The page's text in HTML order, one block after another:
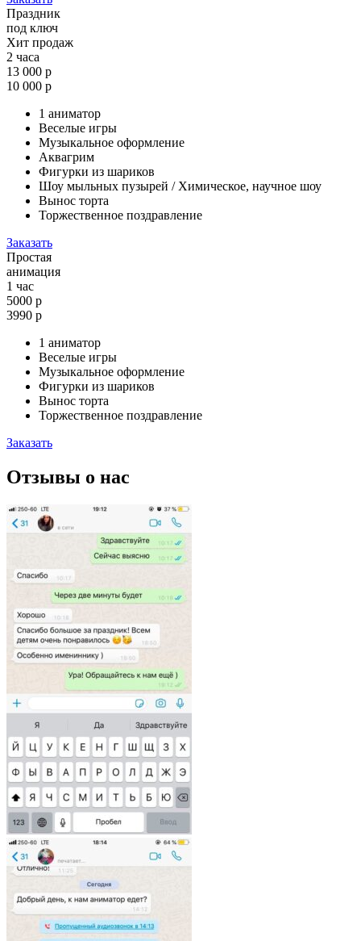
Праздник
под ключ
Хит продаж
2 часа
13 000 р
10 000 р
1 аниматор
Веселые игры
Музыкальное оформление
Аквагрим
Фигурки из шариков
Шоу мыльных пузырей / Химическое, научное шоу
Вынос торта
Торжественное поздравление
Заказать
Простая
анимация
1 час
5000 р
3990 р
1 аниматор
Веселые игры
Музыкальное оформление
Фигурки из шариков
Вынос торта
Торжественное поздравление
Заказать
Отзывы о нас